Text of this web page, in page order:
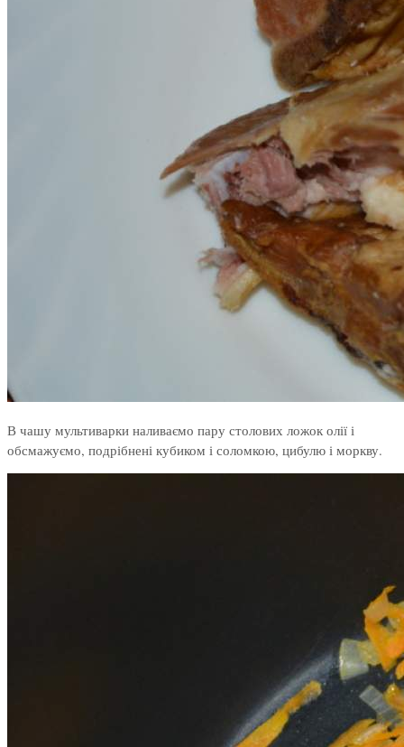
В чашу мультиварки наливаємо пару столових ложок олії і
обсмажуємо, подрібнені кубиком і соломкою, цибулю і моркву.